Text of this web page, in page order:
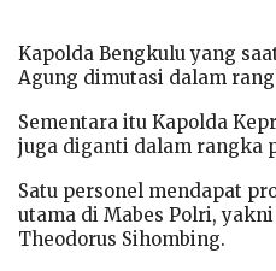
Kapolda Bengkulu yang
Agung dimutasi dalam
Sementara itu Kapolda
juga diganti dalam rangka
Satu personel mendapat
utama di Mabes Polri,
Theodorus Sihombing.